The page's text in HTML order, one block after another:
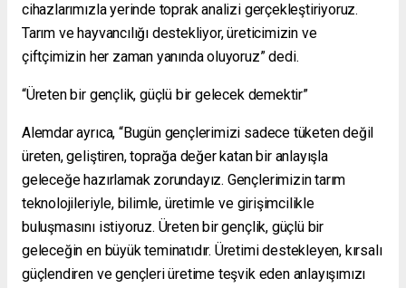
cihazlarımızla yerinde toprak analizi gerçekleştiriyoruz.
Tarım ve hayvancılığı destekliyor, üreticimizin ve
çiftçimizin her zaman yanında oluyoruz” dedi.
“Üreten bir gençlik, güçlü bir gelecek demektir”
Alemdar ayrıca, “Bugün gençlerimizi sadece tüketen değil
üreten, geliştiren, toprağa değer katan bir anlayışla
geleceğe hazırlamak zorundayız. Gençlerimizin tarım
teknolojileriyle, bilimle, üretimle ve girişimcilikle
buluşmasını istiyoruz. Üreten bir gençlik, güçlü bir
geleceğin en büyük teminatıdır. Üretimi destekleyen, kırsalı
güçlendiren ve gençleri üretime teşvik eden anlayışımızı